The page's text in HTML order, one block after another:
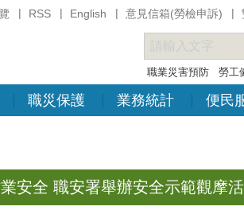
RSS English 意見信箱(勞檢申訴)
職業災害預防 勞工
職災保護 業務統計 便民
安全 職安署舉辦安全示範觀摩